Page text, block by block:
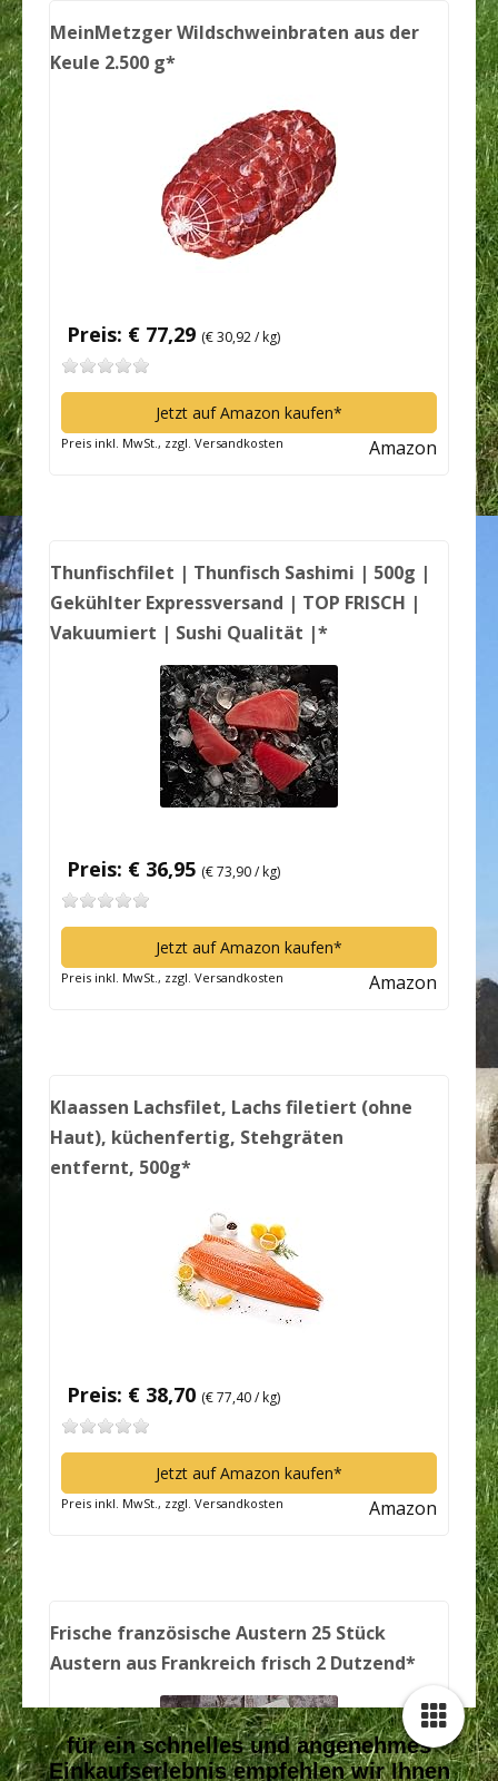
für ein schnelles und angenehmes
Einkaufserlebnis empfehlen wir Ihnen